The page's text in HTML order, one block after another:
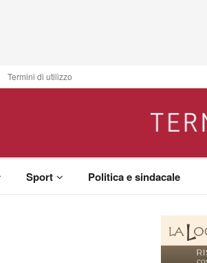
Termini di utilizzo
Sport Politica e sindacale